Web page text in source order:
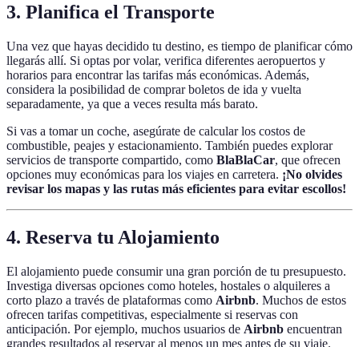
3. Planifica el Transporte
Una vez que hayas decidido tu destino, es tiempo de planificar cómo
llegarás allí. Si optas por volar, verifica diferentes aeropuertos y
horarios para encontrar las tarifas más económicas. Además,
considera la posibilidad de comprar boletos de ida y vuelta
separadamente, ya que a veces resulta más barato.
Si vas a tomar un coche, asegúrate de calcular los costos de
combustible, peajes y estacionamiento. También puedes explorar
servicios de transporte compartido, como BlaBlaCar, que ofrecen
opciones muy económicas para los viajes en carretera. ¡No olvides
revisar los mapas y las rutas más eficientes para evitar escollos!
4. Reserva tu Alojamiento
El alojamiento puede consumir una gran porción de tu presupuesto.
Investiga diversas opciones como hoteles, hostales o alquileres a
corto plazo a través de plataformas como Airbnb. Muchos de estos
ofrecen tarifas competitivas, especialmente si reservas con
anticipación. Por ejemplo, muchos usuarios de Airbnb encuentran
grandes resultados al reservar al menos un mes antes de su viaje.